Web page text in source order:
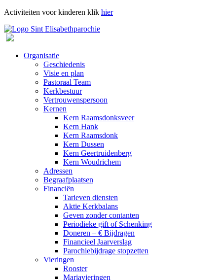
Activiteiten voor kinderen klik hier
Organisatie
Geschiedenis
Visie en plan
Pastoraal Team
Kerkbestuur
Vertrouwenspersoon
Kernen
Kern Raamsdonksveer
Kern Hank
Kern Raamsdonk
Kern Dussen
Kern Geertruidenberg
Kern Woudrichem
Adressen
Begraafplaatsen
Financiën
Tarieven diensten
Aktie Kerkbalans
Geven zonder contanten
Periodieke gift of Schenking
Doneren – € Bijdragen
Financieel Jaarverslag
Parochiebijdrage stopzetten
Vieringen
Rooster
Mariavieringen